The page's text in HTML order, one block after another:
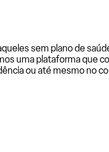
sem plano de
uma plataforma que
ou até mesmo no